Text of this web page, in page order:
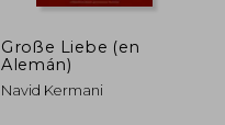
Große Liebe (en
Alemán)
Navid Kermani